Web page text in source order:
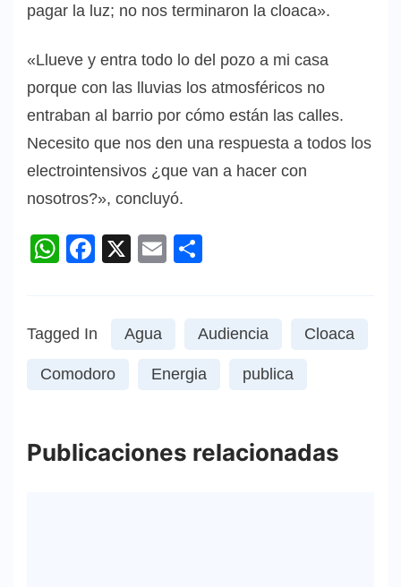
pagar la luz; no nos terminaron la cloaca».
«Llueve y entra todo lo del pozo a mi casa
porque con las lluvias los atmosféricos no
entraban al barrio por cómo están las calles.
Necesito que nos den una respuesta a todos los
electrointensivos ¿que van a hacer con
nosotros?», concluyó.
WhatsApp
Facebook
X Email
Tagged In Agua Audiencia Cloaca
Comodoro Energia publica
Publicaciones relacionadas